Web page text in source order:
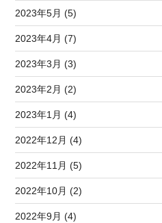
2023年5月 (5)
2023年4月 (7)
2023年3月 (3)
2023年2月 (2)
2023年1月 (4)
2022年12月 (4)
2022年11月 (5)
2022年10月 (2)
2022年9月 (4)